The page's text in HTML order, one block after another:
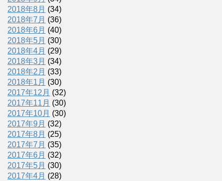
2018年8月 (34)
2018年7月 (36)
2018年6月 (40)
2018年5月 (30)
2018年4月 (29)
2018年3月 (34)
2018年2月 (33)
2018年1月 (30)
2017年12月 (32)
2017年11月 (30)
2017年10月 (30)
2017年9月 (32)
2017年8月 (25)
2017年7月 (35)
2017年6月 (32)
2017年5月 (30)
2017年4月 (28)